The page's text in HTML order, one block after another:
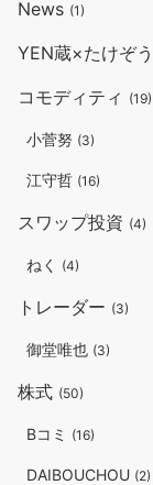
News (1)
YEN蔵×たけぞう
コモディティ (19)
小菅努 (3)
江守哲 (16)
スワップ投資 (4)
ねく (4)
トレーダー (3)
御堂唯也 (3)
株式 (50)
Bコミ (16)
DAIBOUCHOU (2)